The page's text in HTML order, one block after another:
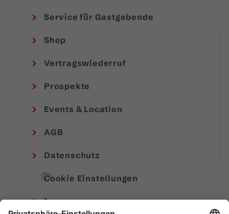
Service für Gastgebende
Shop
Vertragswiederruf
Prospekte
Events & Location
AGB
Datenschutz
Cookie Einstellungen
Impressum